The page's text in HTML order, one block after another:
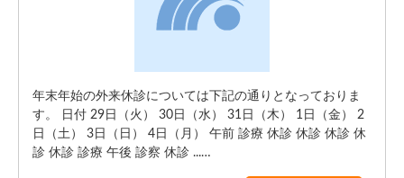
年末年始の外来休診については下記の通りとなっておりま
す。 日付 29日（火） 30日（水） 31日（木） 1日（金） 2
日（土） 3日（日） 4日（月） 午前 診療 休診 休診 休診 休
診 休診 診療 午後 診察 休診 ...…